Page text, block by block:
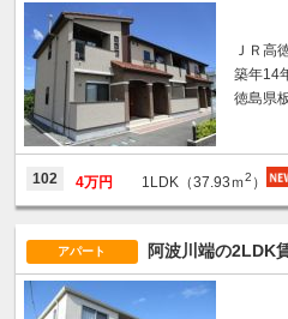
ＪＲ高
築年14
徳島県
102 4万円 1LDK（37.93ｍ2 ）
アパート 阿波川端の2LDK